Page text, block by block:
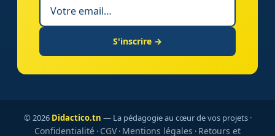
S'inscrire →
© 2026 Didactico.tn — La pédagogie au cœur de vos projets ·
Confidentialité · CGV· Mentions légales · Retours et